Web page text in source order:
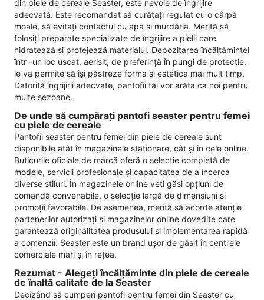
din piele de cereale Seaster, este nevoie de îngrijire
adecvată. Este recomandat să curățați regulat cu o cârpă
moale, să evitați contactul cu apa și murdăria. Merită să
folosiți preparate specializate de îngrijire a pielii care
hidratează și protejează materialul. Depozitarea încălțămintei
într -un loc uscat, aerisit, de preferință în pungi de protecție,
le va permite să își păstreze forma și estetica mai mult timp.
Datorită îngrijirii adecvate, pantofii tăi vor arăta ca noi pentru
multe sezoane.
De unde să cumpărați pantofi seaster pentru femei
cu piele de cereale
Pantofii seaster pentru femei din piele de cereale sunt
disponibile atât în ​​magazinele staționare, cât și în cele online.
Buticurile oficiale de marcă oferă o selecție completă de
modele, servicii profesionale și capacitatea de a încerca
diverse stiluri. În magazinele online veți găsi opțiuni de
comandă convenabile, o selecție largă de dimensiuni și
promoții favorabile. De asemenea, merită să acorde atenție
partenerilor autorizați și magazinelor online dovedite care
garantează originalitatea produsului și implementarea rapidă
a comenzii. Seaster este un brand ușor de găsit în centrele
comerciale mari și în rețea.
Rezumat - Alegeți încălțăminte din piele de cereale
de înaltă calitate de la Seaster
Decizând să cumperi pantofi pentru femei din Seaster cu